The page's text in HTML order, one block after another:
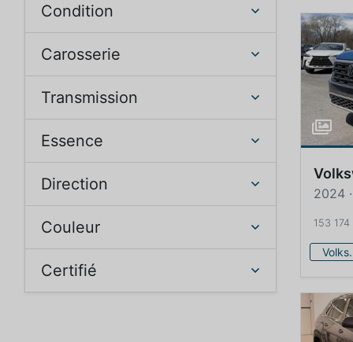
Condition
Carosserie
Transmission
Essence
Direction
Couleur
Certifié
153 174